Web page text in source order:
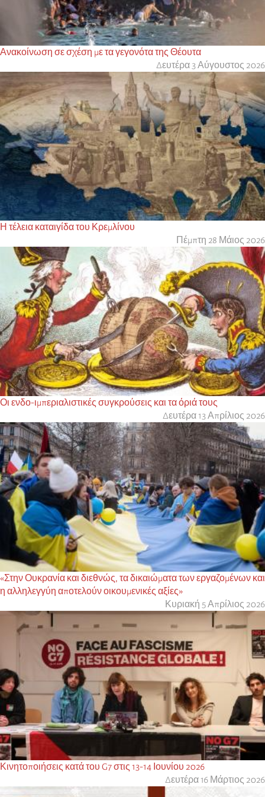
Ανακοίνωση σε σχέση με τα γεγονότα της Θέουτα
Δευτέρα 3 Αύγουστος 2026
Η τέλεια καταιγίδα του Κρεμλίνου
Πέμπτη 28 Μάιος 2026
Οι ενδο-ιμπεριαλιστικές συγκρούσεις και τα όριά τους
Δευτέρα 13 Απρίλιος 2026
«Στην Ουκρανία και διεθνώς, τα δικαιώματα των εργαζομένων και
η αλληλεγγύη αποτελούν οικουμενικές αξίες»
Κυριακή 5 Απρίλιος 2026
Κινητοποιήσεις κατά του G7 στις 13-14 Ιουνίου 2026
Δευτέρα 16 Μάρτιος 2026